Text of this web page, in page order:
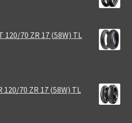
70 ZR 17 (58W) TL
70 ZR 17 (58W) TL